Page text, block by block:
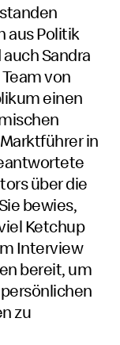
aus Politik
Sandra
von
einen
in
über die
bewies,
Ketchup
Interview
bereit, um
zu